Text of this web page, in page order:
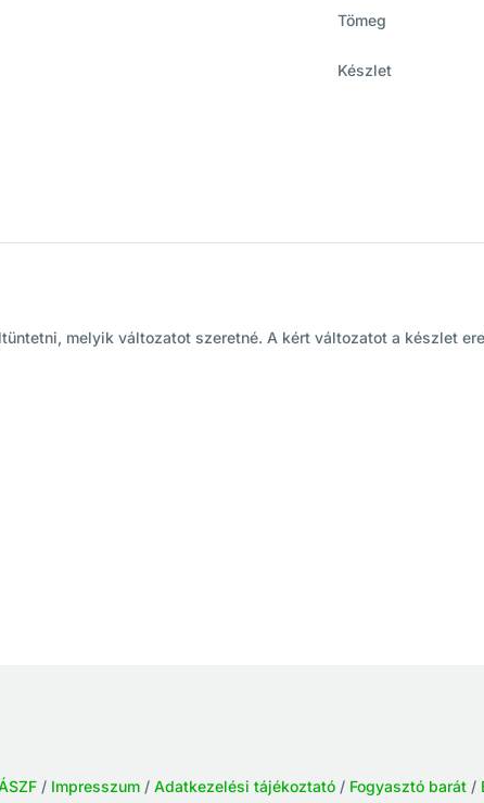
Tömeg
Készlet
melyik változatot szeretné. A kért változatot a készlet
/ Impresszum / Adatkezelési tájékoztató / Fogyasztó barát /